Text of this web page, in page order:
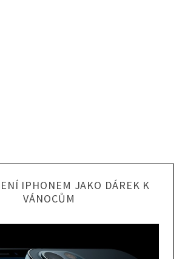
IPHONEM JAKO DÁREK K
VÁNOCŮM